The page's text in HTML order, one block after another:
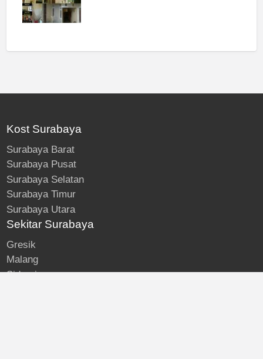
Kost Surabaya
Surabaya Barat
Surabaya Pusat
Surabaya Selatan
Surabaya Timur
Surabaya Utara
Sekitar Surabaya
Gresik
Malang
Sidoarjo